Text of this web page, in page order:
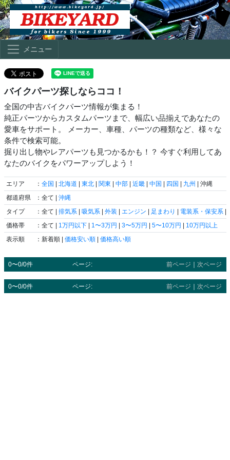
メニュー
バイクパーツ探しならココ！
全国の中古バイクパーツ情報が集まる！
純正パーツからカスタムパーツまで、幅広い品揃えであなたの
愛車をサポート。 メーカー、車種、パーツの種類など、様々な
条件で検索可能。
掘り出し物やレアパーツも見つかるかも！？ 今すぐ利用してあ
なたのバイクをパワーアップしよう！
エリア ： 全国 | 北海道 | 東北 | 関東 | 中部 | 近畿 | 中国 | 四国 | 九州 | 沖縄
都道府県
：全て | 沖縄
タイプ
：全て | 排気系 | 吸気系 | 外装 | エンジン | 足まわり | 電装系・保安系 |
価格帯
：全て | 1万円以下 | 1〜3万円 | 3〜5万円 | 5〜10万円 | 10万円以上
表示順
：新着順 | 価格安い順 | 価格高い順
0〜0/0件 ページ: 前ページ 次ページ
0〜0/0件 ページ: 前ページ ｜ 次ページ